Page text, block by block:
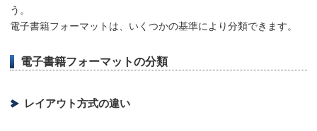
う。
電子書籍フォーマットは、いくつかの基準により分類できます。
電子書籍フォーマットの分類
レイアウト方式の違い